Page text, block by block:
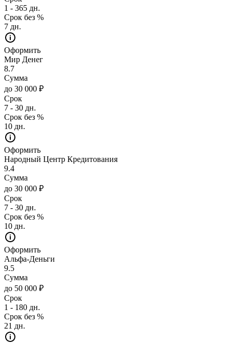
1 - 365 дн.
Срок без %
7 дн.
Оформить
Мир Денег
8.7
Сумма
до 30 000 ₽
Срок
7 - 30 дн.
Срок без %
10 дн.
Оформить
Народный Центр Кредитования
9.4
Сумма
до 30 000 ₽
Срок
7 - 30 дн.
Срок без %
10 дн.
Оформить
Альфа-Деньги
9.5
Сумма
до 50 000 ₽
Срок
1 - 180 дн.
Срок без %
21 дн.